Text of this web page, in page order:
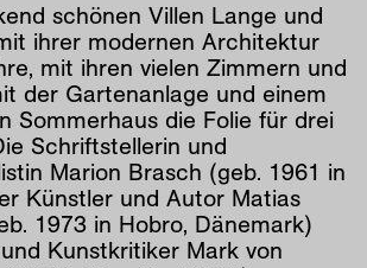
schönen Villen Lange und
ihrer modernen Architektur
mit ihren vielen Zimmern und
der Gartenanlage und einem
Sommerhaus die Folie für drei
Schriftstellerin und
Marion Brasch (geb. 1961 in
Künstler und Autor Matias
1973 in Hobro, Dänemark)
Kunstkritiker Mark von